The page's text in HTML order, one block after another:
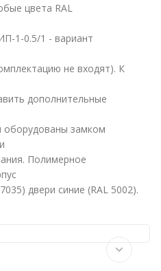
цвета RAL
1-0.5/1 - вариант
не входят). К
дополнительные
замком
Полимерное
двери синие (RAL 5002).